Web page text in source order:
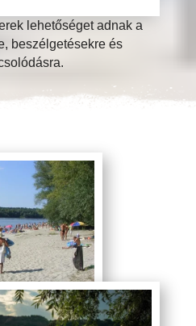
lehetőséget adnak a
beszélgetésekre és